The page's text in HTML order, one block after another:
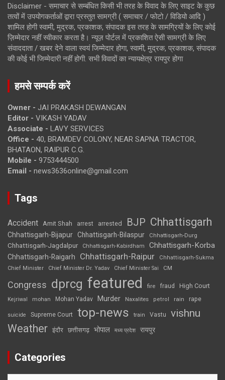
Disclaimer - समाचार से सम्बंधित किसी भी तरह के विवाद के लिए साइट के कुछ
तत्वों में उपयोगकर्ताओं द्वारा प्रस्तुत सामग्री ( समाचार / फोटो / विडियो आदि )
शामिल होगी स्वामी, मुद्रक, प्रकाशक, संपादक इस तरह के सामग्रियों के लिए कोई
ज़िम्मेदार नहीं स्वीकार करता है। न्यूज़ पोर्टल में प्रकाशित ऐसी सामग्री के लिए
संवाददाता / खबर देने वाला स्वयं जिम्मेदार होगा, स्वामी, मुद्रक, प्रकाशक, संपादक
की कोई भी जिम्मेदारी नहीं होगी. सभी विवादों का न्यायक्षेत्र रायपुर होगा
हमसे सम्पर्क करें
Owner - JAI PRAKASH DEWANGAN
Editor - VIKASH YADAV
Associate - LAVY SERVICES
Office - 40, BRAMDEV COLONY, NEAR SAPNA TRACTOR,
BHATAON, RAIPUR C.G.
Mobile - 9753444500
Email - news3636online@gmail.com
Tags
Accident Amit Shah arrest arrested BJP Chhattisgarh
Chhattisgarh-Bijapur Chhattisgarh-Bilaspur Chhattisgarh-Durg
Chhattisgarh-Jagdalpur Chhattisgarh-Kabirdham Chhattisgarh-Korba
Chhattisgarh-Raigarh Chhattisgarh-Raipur
Chhattisgarh-Sukma
Chief Minister
Chief Minister Dr. Yadav Chief Minister Sai CM
Congress dprcg featured fire fraud High Court
Kejriwal mohan Mohan Yadav Murder Naxalites petrol rain rape
suicide Supreme Court top-news train Vastu vishnu
Weather इंदौर छत्तीसगढ़ भोपाल मध्य प्रदेश रायपुर
Categories